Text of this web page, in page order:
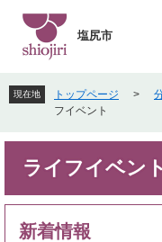
先
頭
す
を
飛
し
文
塩尻市
現在地 トップページ >
フイベント
ライフイベント
新着情報